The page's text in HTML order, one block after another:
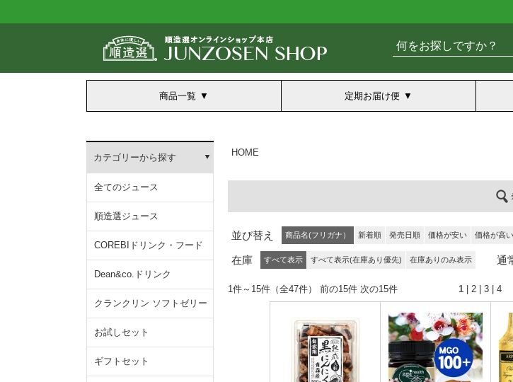
商品一覧 定期お届け便
カテゴリーから探す
全てのジュース
順造選ジュース
COREBIドリンク・フード
Dean&co.ドリンク
クランクリン ソフトゼリー
お試しセット
ギフトセット
HOME
並び替え 商品名(フリガナ） 新着順 発売日順 価格が安い 価格が高い
在庫 すべて表示 すべて表示(在庫あり優先) 在庫ありのみ表示 通
1件～15件（全47件） 前の15件 次の15件 1 2 3 4